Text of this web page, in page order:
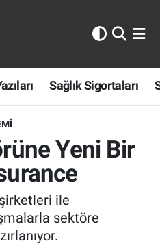
Sağlık Sigortaları
Yeni Bir
ile
sektöre